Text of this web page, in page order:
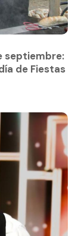
septiembre:
de Fiestas